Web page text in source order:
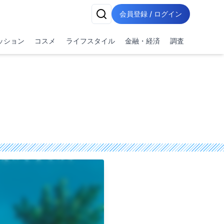
会員登録 / ログイン
ション コスメ ライフスタイル 金融・経済 調査